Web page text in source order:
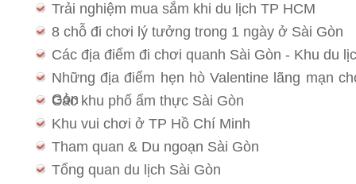
Trải nghiệm mua sắm khi du lịch TP HCM
8 chỗ đi chơi lý tưởng trong 1 ngày ở Sài Gòn
Các địa điểm đi chơi quanh Sài Gòn - Khu du
Những địa điểm hẹn hò Valentine lãng mạn
Gòn
Các khu phố ẩm thực Sài Gòn
Khu vui chơi ở TP Hồ Chí Minh
Tham quan & Du ngoạn Sài Gòn
Tổng quan du lịch Sài Gòn